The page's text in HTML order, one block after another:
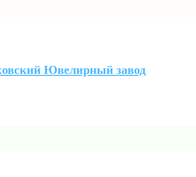
Ювелирный завод